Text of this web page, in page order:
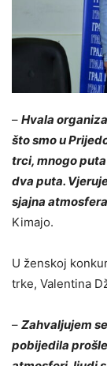
– Hvala
što smo u
trci, mnogo
dva puta.
sjajna
Kimajo.
U ženskoj
trke, Valentina
– Zahvaljujem
pobijedila